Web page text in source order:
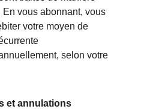
vous abonnant, vous
votre moyen de
selon votre
et annulations